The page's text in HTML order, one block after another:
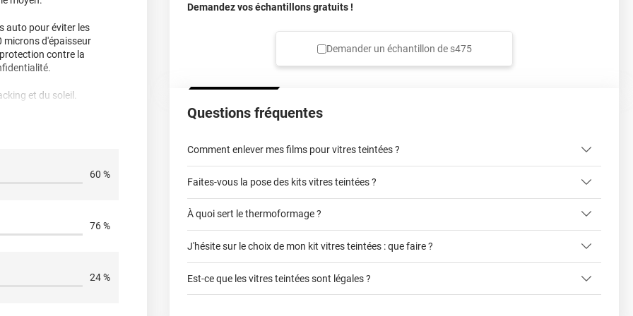
aucune bulle bref
le capot
pose ...
celui la un peu par
sur le cover comme
notre équipe afin de
Auto
auto pour éviter les
microns d'épaisseur
contre la
et du soleil.
Laisser sécher environ
effets laiteux ou peau
fermer votre vitre afin
60 %
76 %
24 %
Demandez vos échantillons gratuits !
Demander un échantillon de s475
Questions fréquentes
Comment enlever mes films pour vitres teintées ?
Faites-vous la pose des kits vitres teintées ?
kits vitres teintées
À quoi sert le thermoformage ?
faciliter la pose du film sur la vitre
J'hésite sur le choix de mon kit vitres teintées : que faire ?
ce formulaire
Est-ce que les vitres teintées sont légales ?